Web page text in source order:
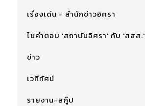
เรื่องเด่น - สำนักข่าวอิศรา
ไขคำตอบ 'สถาบันอิศรา' กับ 'สสส.'
ข่าว
เวทีทัศน์
รายงาน-สกู๊ป